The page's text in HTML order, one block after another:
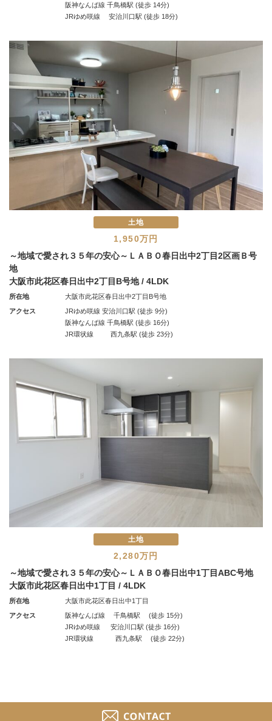
阪神なんば線 千鳥橋駅 (徒歩 14分)
JRゆめ咲線 安治川口駅 (徒歩 18分)
土地
1,950万円
～地域で愛され３５年の安心～ＬＡＢＯ春日出中2丁目2区画Ｂ号
地
大阪市此花区春日出中2丁目B号地 / 4LDK
所在地
大阪市此花区春日出中2丁目B号地
アクセス
JRゆめ咲線 安治川口駅 (徒歩 9分)
阪神なんば線 千鳥橋駅 (徒歩 16分)
JR環状線 西九条駅 (徒歩 23分)
土地
2,280万円
～地域で愛され３５年の安心～ＬＡＢＯ春日出中1丁目ABC号地
大阪市此花区春日出中1丁目 / 4LDK
所在地
大阪市此花区春日出中1丁目
アクセス
阪神なんば線 千鳥橋駅 (徒歩 15分)
JRゆめ咲線 安治川口駅 (徒歩 16分)
JR環状線 西九条駅 (徒歩 22分)